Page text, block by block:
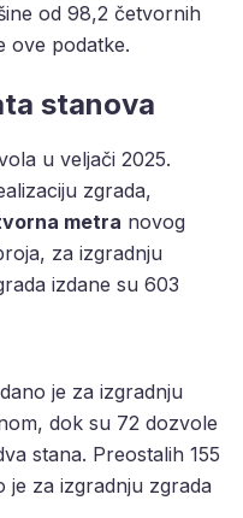
od 98,2 četvornih
ove podatke.
stanova
u veljači 2025.
zgrada,
metra novog
za izgradnju
izdane su 603
je za izgradnju
dok su 72 dozvole
stana. Preostalih 155
je za izgradnju zgrada